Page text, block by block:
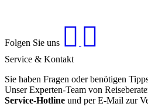
Folgen Sie uns
Service & Kontakt
Sie haben Fragen oder benötigen
Unser Experten-Team von
Service-Hotline und per E-Mail zur